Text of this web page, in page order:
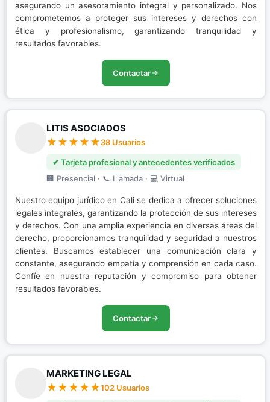
asegurando un asesoramiento integral y personalizado. Nos
comprometemos a proteger sus intereses y derechos con
ética y profesionalismo, garantizando tranquilidad y
resultados favorables.
Contactar
LITIS ASOCIADOS
38 Usuarios
✔ Tarjeta profesional y antecedentes verificados
🏢 Presencial · 📞 Llamada · 💻 Virtual
Nuestro equipo jurídico en Cali se dedica a ofrecer soluciones
legales integrales, garantizando la protección de sus intereses
y derechos. Con una amplia experiencia en diversas áreas del
derecho, proporcionamos tranquilidad y seguridad a nuestros
clientes. Buscamos establecer una comunicación clara y
constante, asegurando empatía y comprensión en cada caso.
Confíe en nuestra reputación y compromiso para obtener
resultados favorables.
Contactar
MARKETING LEGAL
102 Usuarios